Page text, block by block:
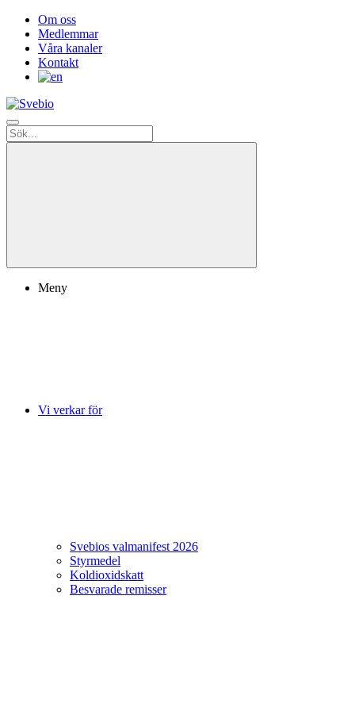
Om oss
Medlemmar
Våra kanaler
Kontakt
Meny
Vi verkar för
Svebios valmanifest 2026
Styrmedel
Koldioxidskatt
Besvarade remisser